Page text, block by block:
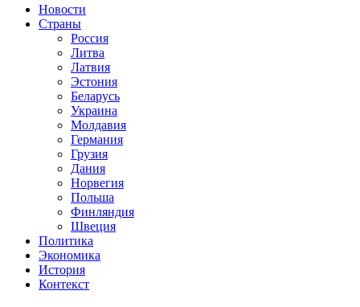
Новости
Страны
Россия
Литва
Латвия
Эстония
Беларусь
Украина
Молдавия
Германия
Грузия
Дания
Норвегия
Польша
Финляндия
Швеция
Политика
Экономика
История
Контекст